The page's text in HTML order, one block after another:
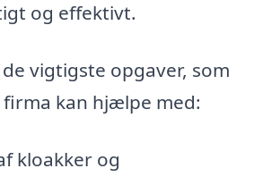
og effektivt.
vigtigste opgaver, som
kan hjælpe med:
kloakker og